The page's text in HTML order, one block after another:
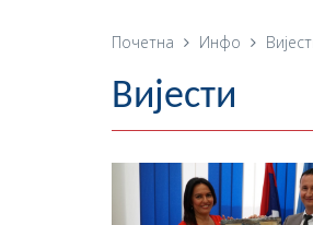
Почетна Инфо
Вијести